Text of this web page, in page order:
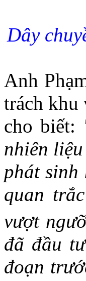
Dây
Anh
trách
cho biết:
nhiên
phát
quan
vượt
đã đầu
đoạn